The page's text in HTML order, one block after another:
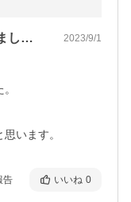
こんな商品がある事にびっくりしました。… 2023/9/1
います。
告 いいね 0